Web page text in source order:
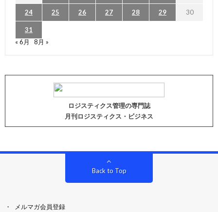
24 25 26 27 28 29 30
31
« 6月
8月 »
ロジスティクス管理の専門誌
月刊ロジスティクス・ビジネス
Back to Top
メルマガ会員登録